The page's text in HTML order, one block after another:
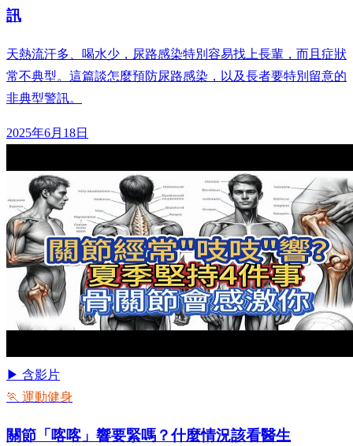
訊
天熱流汗多、喝水少，尿路感染特別容易找上長輩，而且症狀
常不典型。這篇談怎麼預防尿路感染，以及長者要特別留意的
非典型警訊。
2025年6月18日
▶ 含影片
🏃 運動健身
關節「喀喀」響要緊嗎？什麼情況該看醫生